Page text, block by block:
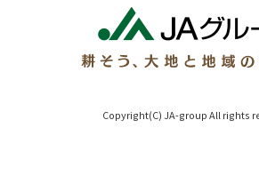
Copyright(C) JA-group All rights